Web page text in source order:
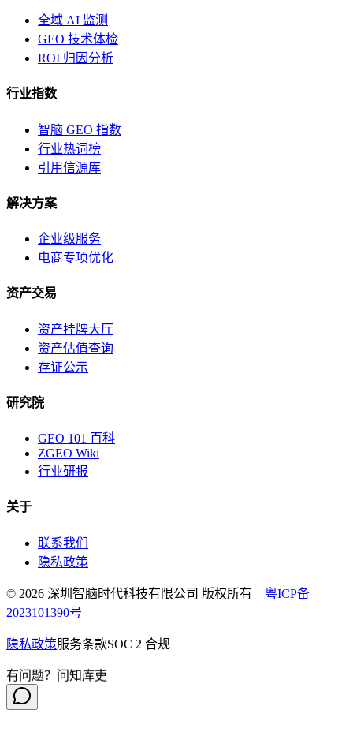
全域 AI 监测
GEO 技术体检
ROI 归因分析
行业指数
智脑 GEO 指数
行业热词榜
引用信源库
解决方案
企业级服务
电商专项优化
资产交易
资产挂牌大厅
资产估值查询
存证公示
研究院
GEO 101 百科
ZGEO Wiki
行业研报
关于
联系我们
隐私政策
© 2026 深圳智脑时代科技有限公司 版权所有 粤ICP备
2023101390号
隐私政策服务条款SOC 2 合规
有问题？问知库吏